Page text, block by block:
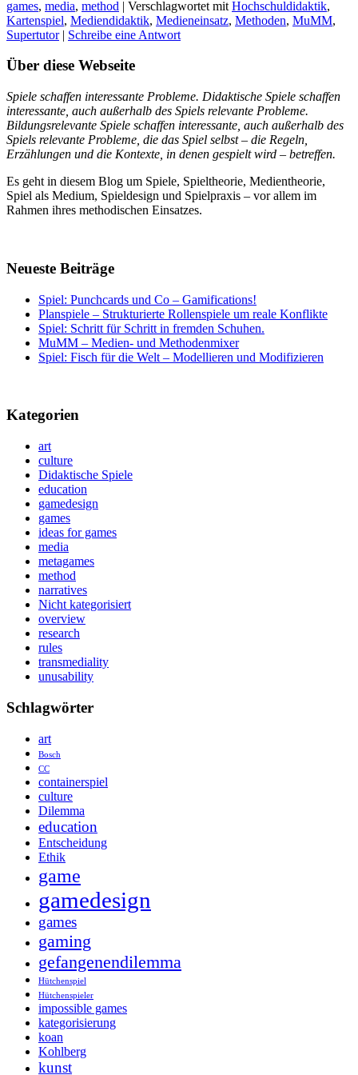
games, media, method | Verschlagwortet mit Hochschuldidaktik,
Kartenspiel, Mediendidaktik, Medieneinsatz, Methoden, MuMM,
Supertutor | Schreibe eine Antwort
Über diese Webseite
Spiele schaffen interessante Probleme. Didaktische Spiele schaffen
interessante, auch außerhalb des Spiels relevante Probleme.
Bildungsrelevante Spiele schaffen interessante, auch außerhalb des
Spiels relevante Probleme, die das Spiel selbst – die Regeln,
Erzählungen und die Kontexte, in denen gespielt wird – betreffen.
Es geht in diesem Blog um Spiele, Spieltheorie, Medientheorie,
Spiel als Medium, Spieldesign und Spielpraxis – vor allem im
Rahmen ihres methodischen Einsatzes.
Neueste Beiträge
Spiel: Punchcards und Co – Gamifications!
Planspiele – Strukturierte Rollenspiele um reale Konflikte
Spiel: Schritt für Schritt in fremden Schuhen.
MuMM – Medien- und Methodenmixer
Spiel: Fisch für die Welt – Modellieren und Modifizieren
Kategorien
art
culture
Didaktische Spiele
education
gamedesign
games
ideas for games
media
metagames
method
narratives
Nicht kategorisiert
overview
research
rules
transmediality
unusability
Schlagwörter
art
Bosch
CC
containerspiel
culture
Dilemma
education
Entscheidung
Ethik
game
gamedesign
games
gaming
gefangenendilemma
Hütchenspiel
Hütchenspieler
impossible games
kategorisierung
koan
Kohlberg
kunst